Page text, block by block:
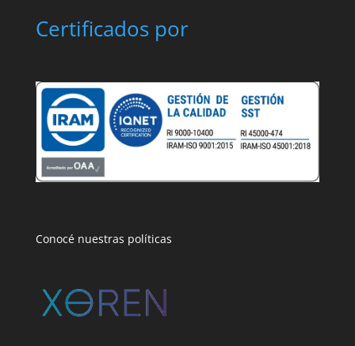
Certificados por
Conocé nuestras políticas